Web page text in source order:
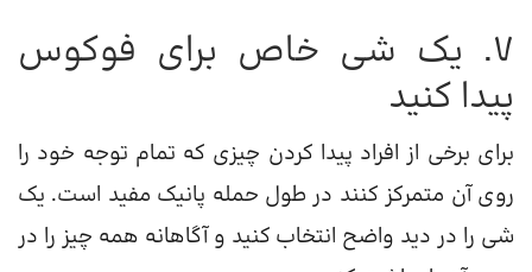
7. یک شی خاص برای فوکوس
پیدا کنید
برای برخی از افراد پیدا کردن چیزی که تمام توجه خود را
روی آن متمرکز کنند در طول حمله پانیک مفید است. یک
شی را در دید واضح انتخاب کنید و آگاهانه همه چیز را در